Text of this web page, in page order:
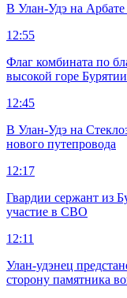
В Улан-Удэ на Арбате
12:55
Флаг комбината по
высокой горе Бурятии
12:45
В Улан-Удэ на
нового путепровода
12:17
Гвардии сержант из
участие в СВО
12:11
Улан-удэнец
сторону памятника